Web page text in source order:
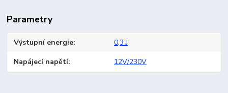
Parametry
Výstupní energie 0,3 J
Napájecí napětí 12V/230V